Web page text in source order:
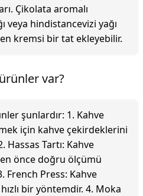
Çikolata aromalı
veya hindistancevizi yağı
kremsi bir tat ekleyebilir.
var?
şunlardır: 1. Kahve
için kahve çekirdeklerini
Hassas Tartı: Kahve
önce doğru ölçümü
French Press: Kahve
bir yöntemdir. 4. Moka